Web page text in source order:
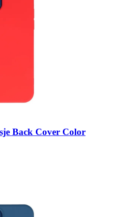
Back Cover Color